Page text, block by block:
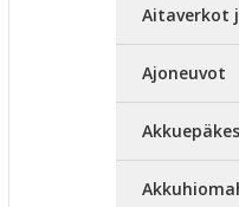
Aitaverkot
Ajoneuvot